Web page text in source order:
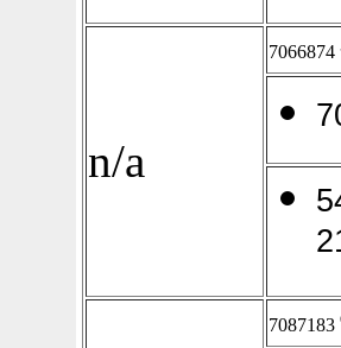
n/a
7066874
7087183